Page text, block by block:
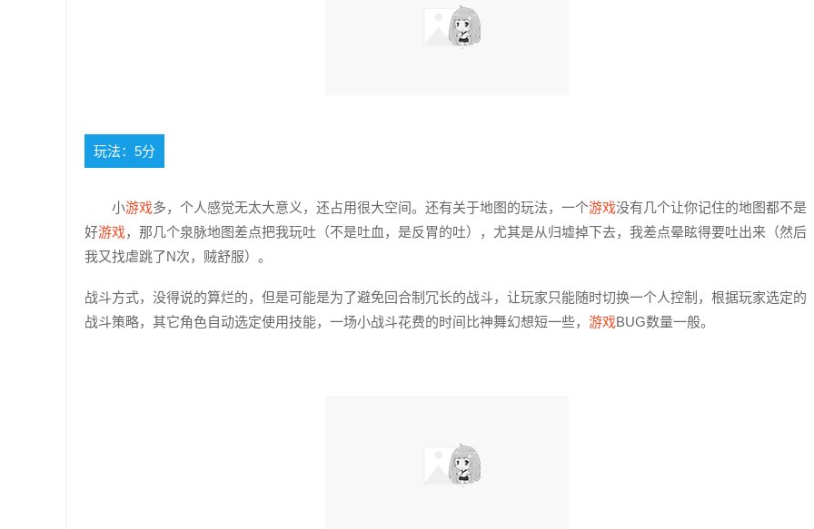
玩法：5分
小游戏多，个人感觉无太大意义，还占用很大空间。还有关于地图的玩法，一个游戏没有几个让你记住的地图都不是
好游戏，那几个泉脉地图差点把我玩吐（不是吐血，是反胃的吐），尤其是从归墟掉下去，我差点晕眩得要吐出来（然后
我又找虐跳了N次，贼舒服）。
战斗方式，没得说的算烂的，但是可能是为了避免回合制冗长的战斗，让玩家只能随时切换一个人控制，根据玩家选定的
战斗策略，其它角色自动选定使用技能，一场小战斗花费的时间比神舞幻想短一些， 游戏BUG数量一般。